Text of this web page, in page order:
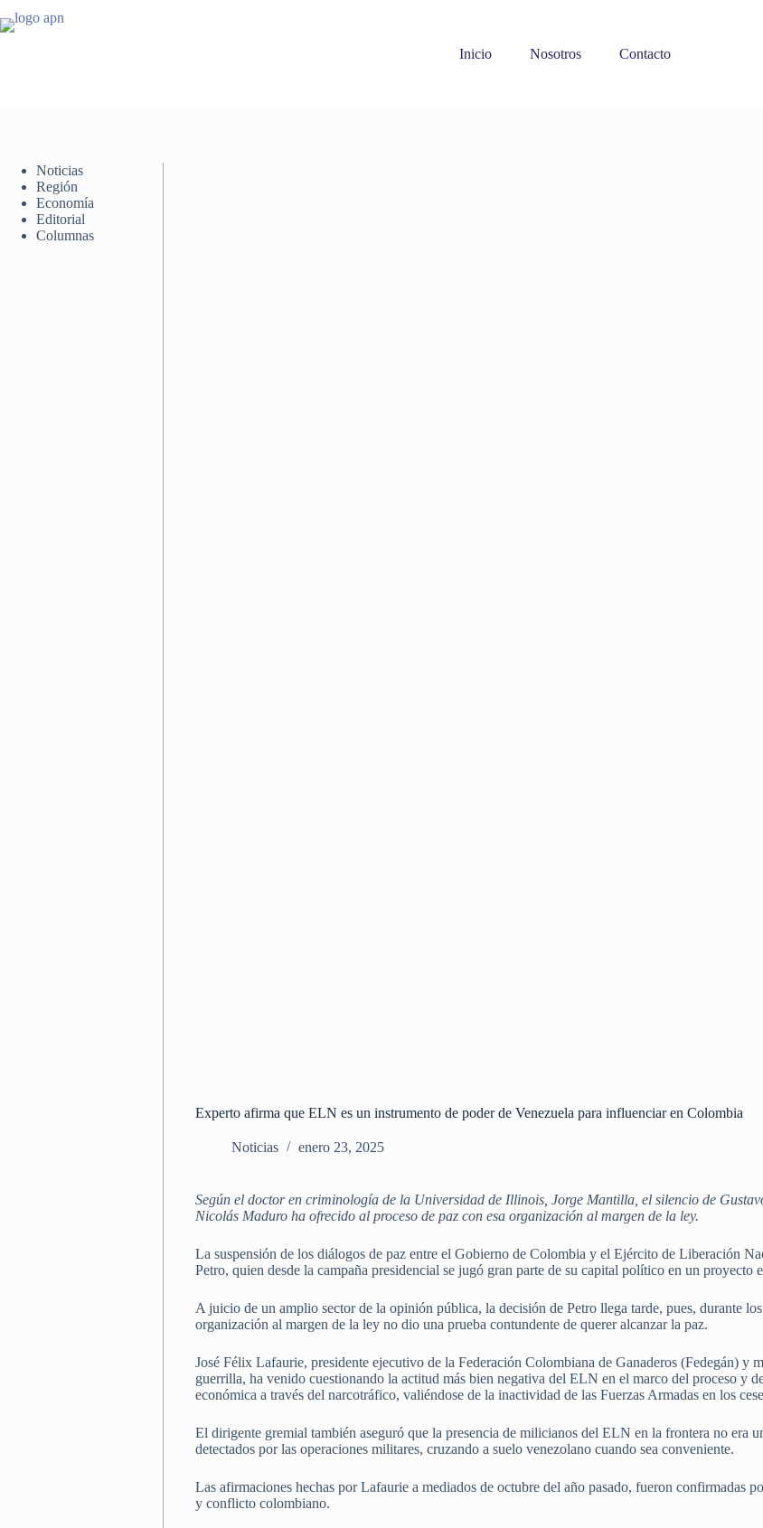
al
Inicio
Nosotros Contacto
Experto afirma que ELN es un instrumento de poder de Venezuela para influenciar en Colombia
Noticias enero 23, 2025
Según el doctor en criminología de la Universidad de Illinois, Jorge Mantilla, el silencio de
Nicolás Maduro ha ofrecido al proceso de paz con esa organización al margen de la ley.
La suspensión de los diálogos de paz entre el Gobierno de Colombia y el Ejército de Liberación
Petro, quien desde la campaña presidencial se jugó gran parte de su capital político en un proyecto
A juicio de un amplio sector de la opinión pública, la decisión de Petro llega tarde, pues, durante
organización al margen de la ley no dio una prueba contundente de querer alcanzar la paz.
José Félix Lafaurie, presidente ejecutivo de la Federación Colombiana de Ganaderos (Fedegán) y
guerrilla, ha venido cuestionando la actitud más bien negativa del ELN en el marco del proceso y
económica a través del narcotráfico, valiéndose de la inactividad de las Fuerzas Armadas en los
El dirigente gremial también aseguró que la presencia de milicianos del ELN en la frontera no era
detectados por las operaciones militares, cruzando a suelo venezolano cuando sea conveniente.
Las afirmaciones hechas por Lafaurie a mediados de octubre del año pasado, fueron confirmadas
y conflicto colombiano.
Noticias
Región
Economía
Editorial
Columnas